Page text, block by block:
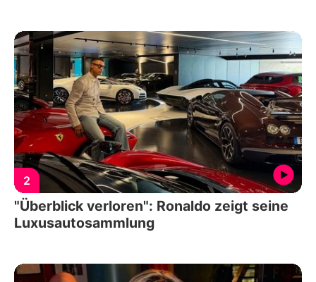
2
"Überblick verloren": Ronaldo zeigt seine
Luxusautosammlung